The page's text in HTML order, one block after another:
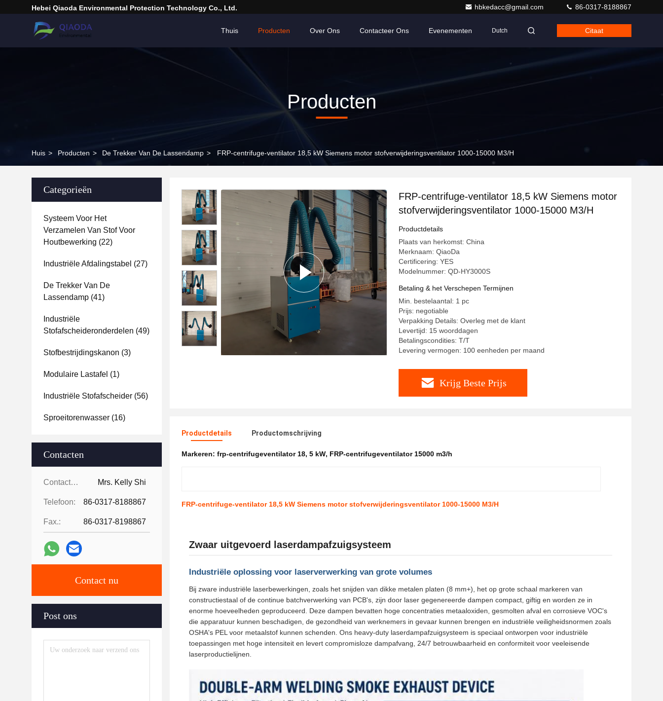
Hebei Qiaoda Environmental Protection Technology Co., Ltd. hbkedacc@gmail.com 86-0317-8188867
Thuis Producten Over Ons Contacteer Ons Evenementen Dutch Citaat
Producten
Huis > Producten > De Trekker Van De Lassendamp > FRP-centrifuge-ventilator 18,5 kW Siemens motor stofverwijderingsventilator 1000-15000 M3/H
Categorieën
Systeem Voor Het
Verzamelen Van Stof Voor
Houtbewerking (22)
Industriële Afdalingstabel (27)
De Trekker Van De
Lassendamp (41)
Industriële
Stofafscheideronderdelen (49)
Stofbestrijdingskanon (3)
Modulaire Lastafel (1)
Industriële Stofafscheider (56)
Sproeitorenwasser (16)
Contacten
Contacten: Mrs. Kelly Shi
Telefoon: 86-0317-8188867
Fax.: 86-0317-8198867
Contact nu
Post ons
FRP-centrifuge-ventilator 18,5 kW Siemens motor
stofverwijderingsventilator 1000-15000 M3/H
Productdetails
Plaats van herkomst: China
Merknaam: QiaoDa
Certificering: YES
Modelnummer: QD-HY3000S
Betaling & het Verschepen Termijnen
Min. bestelaantal: 1 pc
Prijs: negotiable
Verpakking Details: Overleg met de klant
Levertijd: 15 woorddagen
Betalingscondities: T/T
Levering vermogen: 100 eenheden per maand
Krijg Beste Prijs
Productdetails Productomschrijving
Markeren: frp-centrifugeventilator 18, 5 kW, FRP-centrifugeventilator 15000 m3/h
FRP-centrifuge-ventilator 18,5 kW Siemens motor stofverwijderingsventilator 1000-15000 M3/H
Zwaar uitgevoerd laserdampafzuigsysteem
Industriële oplossing voor laserverwerking van grote volumes
Bij zware industriële laserbewerkingen, zoals het snijden van dikke metalen platen (8 mm+), het op grote schaal markeren van
constructiestaal of de continue batchverwerking van PCB's, zijn door laser gegenereerde dampen compact, giftig en worden ze in
enorme hoeveelheden geproduceerd. Deze dampen bevatten hoge concentraties metaaloxiden, gesmolten afval en corrosieve VOC's
die apparatuur kunnen beschadigen, de gezondheid van werknemers in gevaar kunnen brengen en industriële veiligheidsnormen zoals
OSHA's PEL voor metaalstof kunnen schenden. Ons heavy-duty laserdampafzuigsysteem is speciaal ontworpen voor industriële
toepassingen met hoge intensiteit en levert compromisloze dampafvang, 24/7 betrouwbaarheid en conformiteit voor veeleisende
laserproductielijnen.